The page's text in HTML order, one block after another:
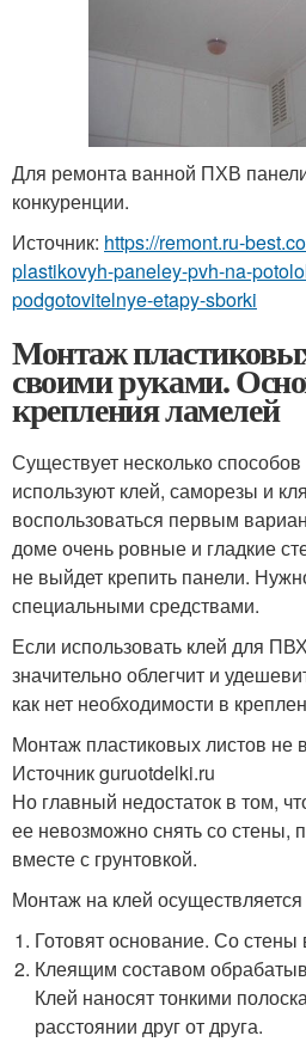
Для ремонта ванной ПХВ
конкуренции.
Источник: https://remont.ru-
plastikovyh-paneley-pvh-na-
podgotovitelnye-etapy-sborki
Монтаж
своими руками.
крепления ламелей
Существует несколько
используют клей, саморезы и
воспользоваться первым
доме очень ровные и гладкие
не выйдет крепить панели.
специальными средствами.
Если использовать клей для
значительно облегчит и
как нет необходимости в
Монтаж пластиковых листов не
Источник guruotdelki.ru
Но главный недостаток в том,
ее невозможно снять со стены,
вместе с грунтовкой.
Монтаж на клей осуществляется
Готовят основание. Со стены
Клеящим составом
Клей наносят тонкими
расстоянии друг от друга.